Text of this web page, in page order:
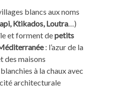
blancs aux noms
Ktikados, Loutra…)
et forment depetits
: l’azur de la
des maisons
à la chaux avec
architecturale